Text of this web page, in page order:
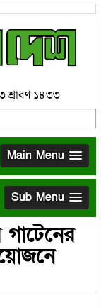
শ্রাবণ ১৪৩৩
Main Menu
Sub Menu